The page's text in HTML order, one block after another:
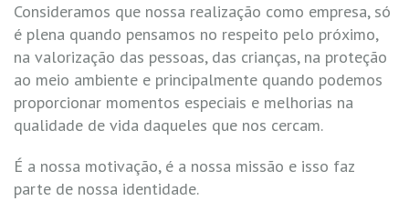
Consideramos que nossa realização como empresa, só
é plena quando pensamos no respeito pelo próximo,
na valorização das pessoas, das crianças, na proteção
ao meio ambiente e principalmente quando podemos
proporcionar momentos especiais e melhorias na
qualidade de vida daqueles que nos cercam.
É a nossa motivação, é a nossa missão e isso faz
parte de nossa identidade.